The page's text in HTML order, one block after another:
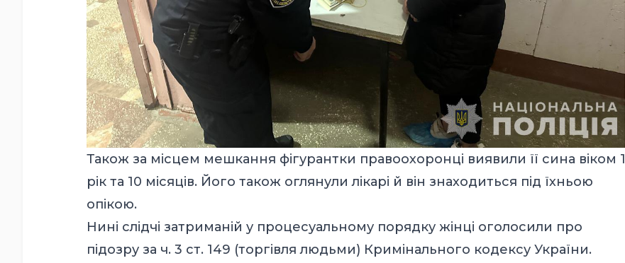
Також за місцем мешкання фігурантки правоохоронці виявили її сина віком 1
рік та 10 місяців. Його також оглянули лікарі й він знаходиться під їхньою
опікою.
Нині слідчі затриманій у процесуальному порядку жінці оголосили про
підозру за ч. 3 ст. 149 (торгівля людьми) Кримінального кодексу України.